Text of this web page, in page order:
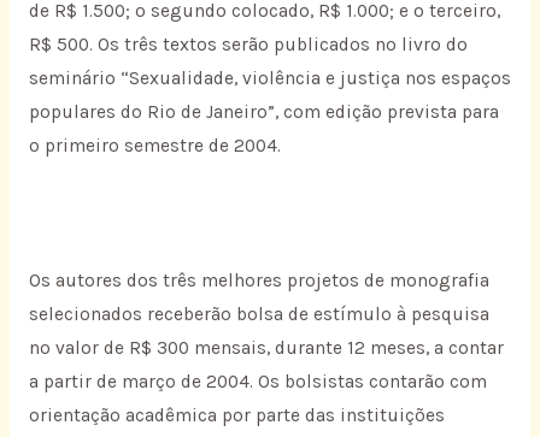
de R$ 1.500; o segundo colocado, R$ 1.000; e o terceiro,
R$ 500. Os três textos serão publicados no livro do
seminário “Sexualidade, violência e justiça nos espaços
populares do Rio de Janeiro”, com edição prevista para
o primeiro semestre de 2004.
Os autores dos três melhores projetos de monografia
selecionados receberão bolsa de estímulo à pesquisa
no valor de R$ 300 mensais, durante 12 meses, a contar
a partir de março de 2004. Os bolsistas contarão com
orientação acadêmica por parte das instituições